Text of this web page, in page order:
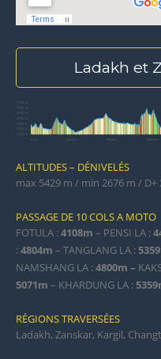
Ladakh et
ALTITUDES – DÉNIVELÉS
max 5429 m / min 2676 m / D+
PASSAGE DE 10 COLS A MOTO
FOTULA :4108m – PENSI LA :
:4804m – TANGLANG LA :
NAMSHANG LA :4800m –
5071m – KHARDUNG LA :
RÉGIONS TRAVERSÉES
Ladakh, Zanskar, Kargil,